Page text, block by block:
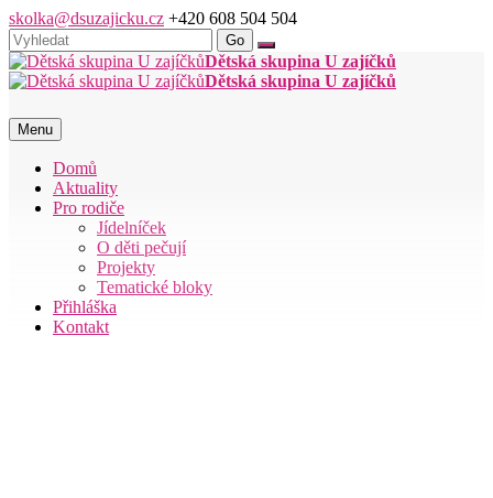
skolka@dsuzajicku.cz +420 608 504 504
Dětská skupina U zajíčků
Dětská skupina U zajíčků
Menu
Domů
Aktuality
Pro rodiče
Jídelníček
O děti pečují
Projekty
Tematické bloky
Přihláška
Kontakt